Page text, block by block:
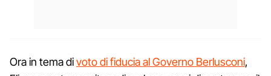
Ora in tema divoto di fiducia al Governo Berlusconi,